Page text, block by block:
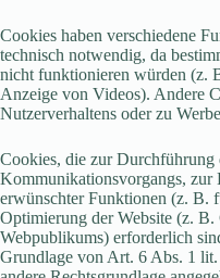
Cookies haben verschiedene
technisch notwendig, da
nicht funktionieren würden (z.
Anzeige von Videos). Andere
Nutzerverhaltens oder zu
Cookies, die zur Durchführung
Kommunikationsvorgangs, zur
erwünschter Funktionen (z. B.
Optimierung der Website (z. B.
Webpublikums) erforderlich
Grundlage von Art. 6 Abs. 1